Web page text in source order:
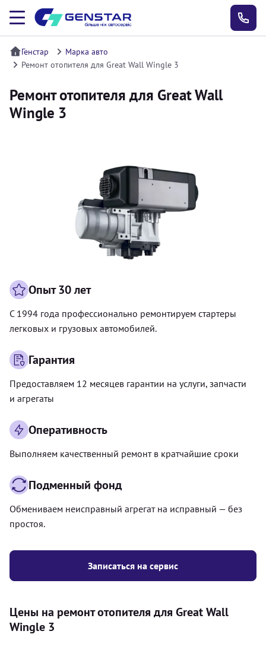
Генстар
Марка авто
Ремонт отопителя для Great Wall Wingle 3
Ремонт отопителя для Great Wall
Wingle 3
Записаться на сервис
Опыт 30 лет
С 1994 года профессионально ремонтируем стартеры
легковых и грузовых автомобилей.
Гарантия
Предоставляем 12 месяцев гарантии на услуги, запчасти
и агрегаты
Оперативность
Выполняем качественный ремонт в кратчайшие сроки
Подменный фонд
Обмениваем неисправный агрегат на исправный — без
простоя.
Цены на ремонт отопителя для Great Wall
Wingle 3